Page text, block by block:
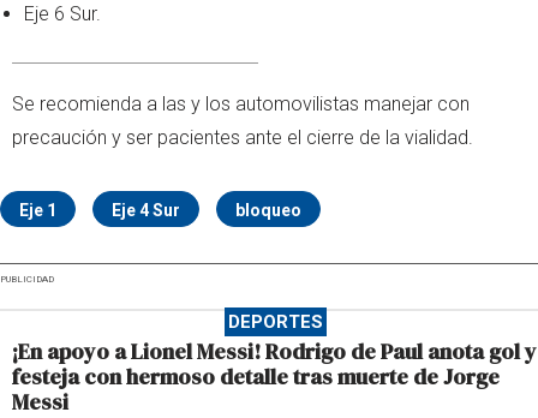
Eje 6 Sur.
Se recomienda a las y los automovilistas manejar con
precaución y ser pacientes ante el cierre de la vialidad.
Eje 1 Eje 4 Sur bloqueo
PUBLICIDAD
DEPORTES
¡En apoyo a Lionel Messi! Rodrigo de Paul anota gol y
festeja con hermoso detalle tras muerte de Jorge
Messi